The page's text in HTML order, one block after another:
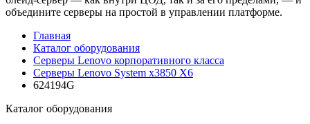
объедините серверы на простой в управлении платформе.
Главная
Каталог оборудования
Cерверы Lenovo корпоративного класса
Серверы Lenovo System x3850 X6
624194G
Каталог оборудования